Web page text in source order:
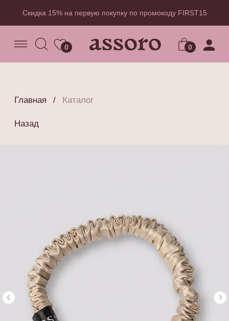
Скидка 15% на первую покупку по промокоду FIRST15